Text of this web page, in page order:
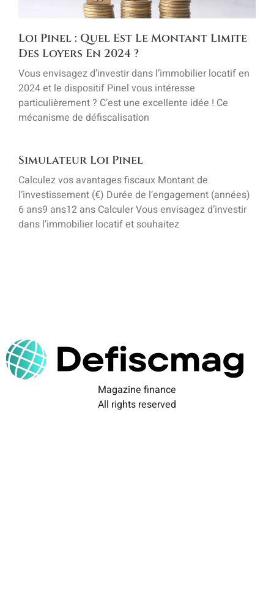
Loi Pinel : Quel Est Le Montant Limite
Des Loyers En 2024 ?
Vous envisagez d’investir dans l’immobilier locatif en
2024 et le dispositif Pinel vous intéresse
particulièrement ? C’est une excellente idée ! Ce
mécanisme de défiscalisation
Simulateur Loi Pinel
Calculez vos avantages fiscaux Montant de
l’investissement (€) Durée de l’engagement (années)
6 ans9 ans12 ans Calculer Vous envisagez d’investir
dans l’immobilier locatif et souhaitez
Magazine finance
All rights reserved